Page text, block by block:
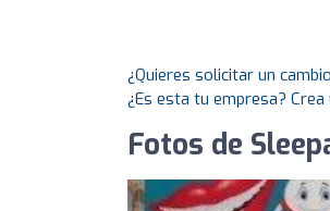
¿Quieres solicitar un
¿Es esta tu empresa?
Fotos de